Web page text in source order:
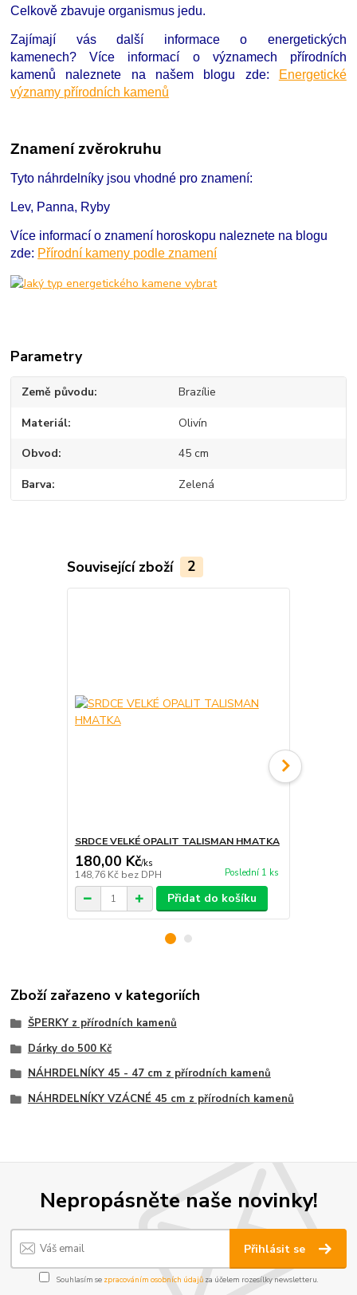
Celkově zbavuje organismus jedu.
Zajímají vás další informace o energetických
kamenech?Více informací o významech přírodních
kamenů naleznete na našem blogu zde:
Energetické
významy přírodních kamenů
Znamení zvěrokruhu
Tyto náhrdelníky jsou vhodné pro znamení:
Lev, Panna, Ryby
Více informací o znamení horoskopu naleznete na blogu
zde: Přírodní kameny podle znamení
Parametry
Země původu Brazílie
Materiál Olivín
Obvod 45 cm
Barva Zelená
Související zboží 2
SRDCE VELKÉ OPALIT TALISMAN HMATKA
180,00 Kč/ks
148,76 Kč bez DPH Poslední 1 ks
Přidat do košíku
Zboží zařazeno v kategoriích
ŠPERKY z přírodních kamenů
Dárky do 500 Kč
NÁHRDELNÍKY 45 - 47 cm z přírodních kamenů
NÁHRDELNÍKY VZÁCNÉ 45 cm z přírodních kamenů
Nepropásněte naše novinky!
Přihlásit se
Souhlasím se zpracováním osobních údajůza účelem rozesílky newsletteru.